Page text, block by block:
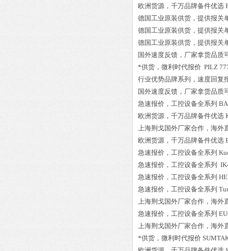
欧洲货源，千万品牌备件优选
德国工业原装供货，提供报关
德国工业原装供货，提供报关
德国工业原装供货，提供报关
国外速度反馈，厂家拿货品质
*供货，微利时代报价 PILZ
行业优势品牌系列，速度回复
国外速度反馈，厂家拿货品质
急速报价，工控设备全系列
欧洲货源，千万品牌备件优选
上海荆戈国外厂家合作，海外
欧洲货源，千万品牌备件优选
急速报价，工控设备全系列
急速报价，工控设备全系列
急速报价，工控设备全系列
急速报价，工控设备全系列
上海荆戈国外厂家合作，海外
急速报价，工控设备全系列
上海荆戈国外厂家合作，海外
*供货，微利时代报价